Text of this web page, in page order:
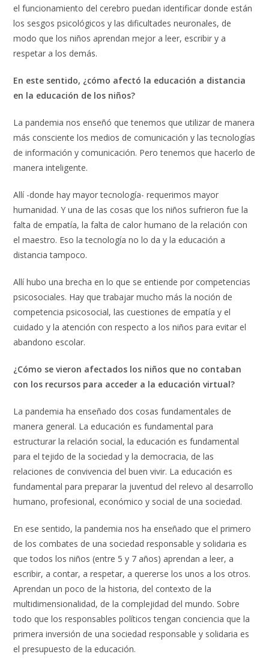
el funcionamiento del cerebro puedan identificar donde están
los sesgos psicológicos y las dificultades neuronales, de
modo que los niños aprendan mejor a leer, escribir y a
respetar a los demás.
En este sentido, ¿cómo afectó la educación a distancia
en la educación de los niños?
La pandemia nos enseñó que tenemos que utilizar de manera
más consciente los medios de comunicación y las tecnologías
de información y comunicación. Pero tenemos que hacerlo de
manera inteligente.
Allí -donde hay mayor tecnología- requerimos mayor
humanidad. Y una de las cosas que los niños sufrieron fue la
falta de empatía, la falta de calor humano de la relación con
el maestro. Eso la tecnología no lo da y la educación a
distancia tampoco.
Allí hubo una brecha en lo que se entiende por competencias
psicosociales. Hay que trabajar mucho más la noción de
competencia psicosocial, las cuestiones de empatía y el
cuidado y la atención con respecto a los niños para evitar el
abandono escolar.
¿Cómo se vieron afectados los niños que no contaban
con los recursos para acceder a la educación virtual?
La pandemia ha enseñado dos cosas fundamentales de
manera general. La educación es fundamental para
estructurar la relación social, la educación es fundamental
para el tejido de la sociedad y la democracia, de las
relaciones de convivencia del buen vivir. La educación es
fundamental para preparar la juventud del relevo al desarrollo
humano, profesional, económico y social de una sociedad.
En ese sentido, la pandemia nos ha enseñado que el primero
de los combates de una sociedad responsable y solidaria es
que todos los niños (entre 5 y 7 años) aprendan a leer, a
escribir, a contar, a respetar, a quererse los unos a los otros.
Aprendan un poco de la historia, del contexto de la
multidimensionalidad, de la complejidad del mundo. Sobre
todo que los responsables políticos tengan conciencia que la
primera inversión de una sociedad responsable y solidaria es
el presupuesto de la educación.